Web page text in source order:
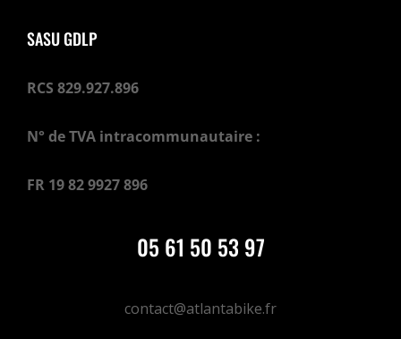
SASU GDLP
RCS 829.927.896
N° de TVA intracommunautaire :
FR 19 82 9927 896
05 61 50 53 97
contact@atlantabike.fr